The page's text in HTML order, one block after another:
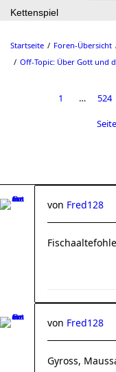
Kettenspiel
Startseite Foren-Übersicht
Off-Topic: Über Gott und
1 … 524
Seite
von Fred128
von Fred128
Gyross,